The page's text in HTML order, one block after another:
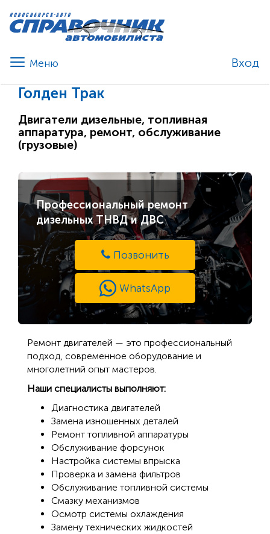
Вход
Голден Трак
Двигатели дизельные, топливная
аппаратура, ремонт, обслуживание
(грузовые)
Профессиональный ремонт
дизельных ТНВД и ДВС
Позвонить
WhatsApp
Ремонт двигателей — это профессиональный
подход, современное оборудование и
многолетний опыт мастеров.
Наши специалисты выполняют:
Диагностика двигателей
Замена изношенных деталей
Ремонт топливной аппаратуры
Обслуживание форсунок
Настройка системы впрыска
Проверка и замена фильтров
Обслуживание топливной системы
Смазку механизмов
Осмотр системы охлаждения
Замену технических жидкостей